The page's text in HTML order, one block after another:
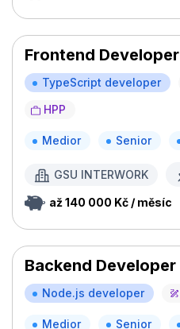
Frontend Developer
TypeScript developer
HPP
Medior Senior
GSU INTERWORK
až 140 000 Kč / měsíc
Backend Developer
Node.js developer
Medior Senior